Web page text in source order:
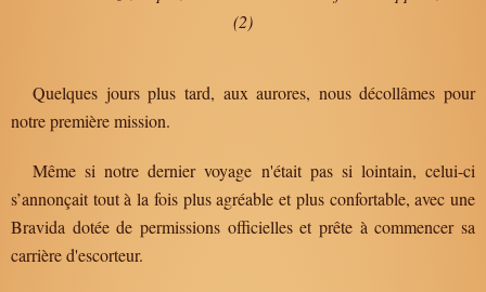
(2)
Quelques jours plus tard, aux aurores, nous décollâmes pour
notre première mission.
Même si notre dernier voyage n'était pas si lointain, celui-ci
s’annonçait tout à la fois plus agréable et plus confortable, avec une
Bravida dotée de permissions officielles et prête à commencer sa
carrière d'escorteur.